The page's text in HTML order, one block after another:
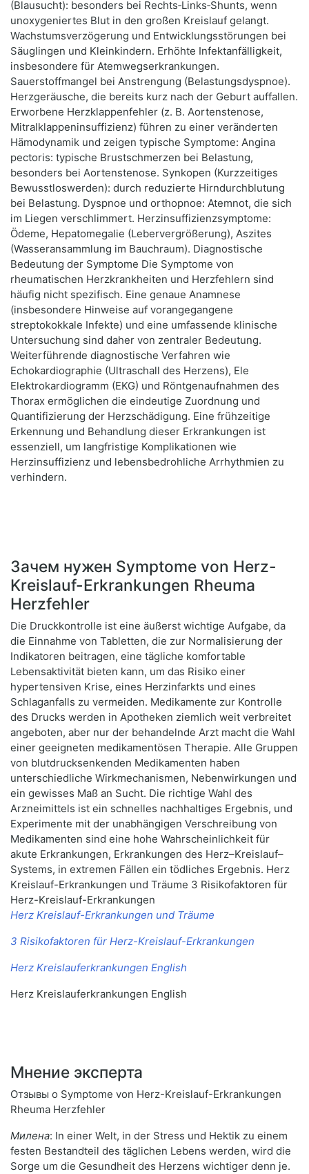
(Blausucht): besonders bei Rechts‑Links‑Shunts, wenn
unoxygeniertes Blut in den großen Kreislauf gelangt.
Wachstumsverzögerung und Entwicklungsstörungen bei
Säuglingen und Kleinkindern. Erhöhte Infektanfälligkeit,
insbesondere für Atemwegserkrankungen.
Sauerstoffmangel bei Anstrengung (Belastungsdyspnoe).
Herzgeräusche, die bereits kurz nach der Geburt auffallen.
Erworbene Herzklappenfehler (z. B. Aortenstenose,
Mitralklappeninsuffizienz) führen zu einer veränderten
Hämodynamik und zeigen typische Symptome: Angina
pectoris: typische Brustschmerzen bei Belastung,
besonders bei Aortenstenose. Synkopen (Kurzzeitiges
Bewusstloswerden): durch reduzierte Hirndurchblutung
bei Belastung. Dyspnoe und orthopnoe: Atemnot, die sich
im Liegen verschlimmert. Herzinsuffizienzsymptome:
Ödeme, Hepatomegalie (Lebervergrößerung), Aszites
(Wasseransammlung im Bauchraum). Diagnostische
Bedeutung der Symptome Die Symptome von
rheumatischen Herzkrankheiten und Herzfehlern sind
häufig nicht spezifisch. Eine genaue Anamnese
(insbesondere Hinweise auf vorangegangene
streptokokkale Infekte) und eine umfassende klinische
Untersuchung sind daher von zentraler Bedeutung.
Weiterführende diagnostische Verfahren wie
Echokardiographie (Ultraschall des Herzens), Ele
Elektrokardiogramm (EKG) und Röntgenaufnahmen des
Thorax ermöglichen die eindeutige Zuordnung und
Quantifizierung der Herzschädigung. Eine frühzeitige
Erkennung und Behandlung dieser Erkrankungen ist
essenziell, um langfristige Komplikationen wie
Herzinsuffizienz und lebensbedrohliche Arrhythmien zu
verhindern.
Зачем нужен Symptome von Herz-
Kreislauf-Erkrankungen Rheuma
Herzfehler
Die Druckkontrolle ist eine äußerst wichtige Aufgabe, da
die Einnahme von Tabletten, die zur Normalisierung der
Indikatoren beitragen, eine tägliche komfortable
Lebensaktivität bieten kann, um das Risiko einer
hypertensiven Krise, eines Herzinfarkts und eines
Schlaganfalls zu vermeiden. Medikamente zur Kontrolle
des Drucks werden in Apotheken ziemlich weit verbreitet
angeboten, aber nur der behandelnde Arzt macht die Wahl
einer geeigneten medikamentösen Therapie. Alle Gruppen
von blutdrucksenkenden Medikamenten haben
unterschiedliche Wirkmechanismen, Nebenwirkungen und
ein gewisses Maß an Sucht. Die richtige Wahl des
Arzneimittels ist ein schnelles nachhaltiges Ergebnis, und
Experimente mit der unabhängigen Verschreibung von
Medikamenten sind eine hohe Wahrscheinlichkeit für
akute Erkrankungen, Erkrankungen des Herz–Kreislauf–
Systems, in extremen Fällen ein tödliches Ergebnis. Herz
Kreislauf-Erkrankungen und Träume 3 Risikofaktoren für
Herz-Kreislauf-Erkrankungen
Herz Kreislauf-Erkrankungen und Träume
3 Risikofaktoren für Herz-Kreislauf-Erkrankungen
Herz Kreislauferkrankungen English
Herz Kreislauferkrankungen English
Мнение эксперта
Отзывы о Symptome von Herz-Kreislauf-Erkrankungen
Rheuma Herzfehler
Милена: In einer Welt, in der Stress und Hektik zu einem
festen Bestandteil des täglichen Lebens werden, wird die
Sorge um die Gesundheit des Herzens wichtiger denn je.